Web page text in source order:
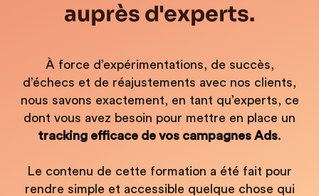
auprès d'experts.
À force d’expérimentations, de succès,
d’échecs et de réajustements avec nos clients,
nous savons exactement, en tant qu’experts, ce
dont vous avez besoin pour mettre en place un
tracking efficace de vos campagnes Ads.
Le contenu de cette formation a été fait pour
rendre simple et accessible quelque chose qui